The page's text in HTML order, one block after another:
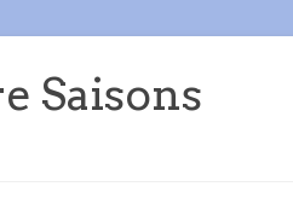
Saisons